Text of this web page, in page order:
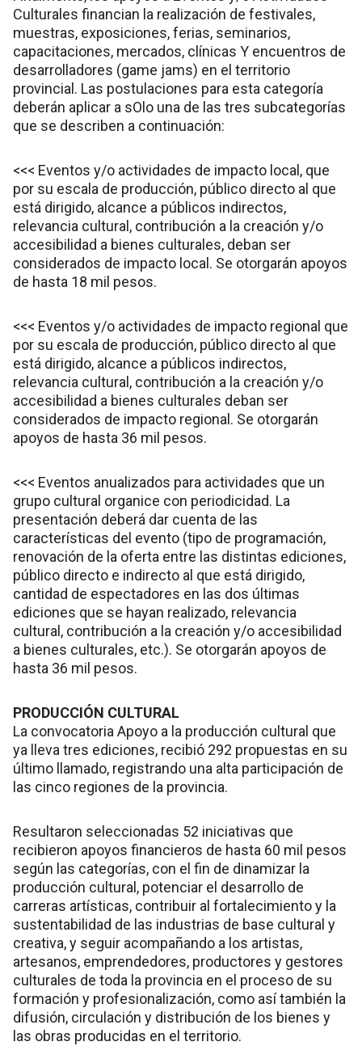
Culturales financian la realización de festivales,
muestras, exposiciones, ferias, seminarios,
capacitaciones, mercados, clínicas Y encuentros de
desarrolladores (game jams) en el territorio
provincial. Las postulaciones para esta categoría
deberán aplicar a sOlo una de las tres subcategorías
que se describen a continuación:
<<< Eventos y/o actividades de impacto local, que
por su escala de producción, público directo al que
está dirigido, alcance a públicos indirectos,
relevancia cultural, contribución a la creación y/o
accesibilidad a bienes culturales, deban ser
considerados de impacto local. Se otorgarán apoyos
de hasta 18 mil pesos.
<<< Eventos y/o actividades de impacto regional que
por su escala de producción, público directo al que
está dirigido, alcance a públicos indirectos,
relevancia cultural, contribución a la creación y/o
accesibilidad a bienes culturales deban ser
considerados de impacto regional. Se otorgarán
apoyos de hasta 36 mil pesos.
<<< Eventos anualizados para actividades que un
grupo cultural organice con periodicidad. La
presentación deberá dar cuenta de las
características del evento (tipo de programación,
renovación de la oferta entre las distintas ediciones,
público directo e indirecto al que está dirigido,
cantidad de espectadores en las dos últimas
ediciones que se hayan realizado, relevancia
cultural, contribución a la creación y/o accesibilidad
a bienes culturales, etc.). Se otorgarán apoyos de
hasta 36 mil pesos.
PRODUCCIÓN CULTURAL
La convocatoria Apoyo a la producción cultural que
ya lleva tres ediciones, recibió 292 propuestas en su
último llamado, registrando una alta participación de
las cinco regiones de la provincia.
Resultaron seleccionadas 52 iniciativas que
recibieron apoyos financieros de hasta 60 mil pesos
según las categorías, con el fin de dinamizar la
producción cultural, potenciar el desarrollo de
carreras artísticas, contribuir al fortalecimiento y la
sustentabilidad de las industrias de base cultural y
creativa, y seguir acompañando a los artistas,
artesanos, emprendedores, productores y gestores
culturales de toda la provincia en el proceso de su
formación y profesionalización, como así también la
difusión, circulación y distribución de los bienes y
las obras producidas en el territorio.